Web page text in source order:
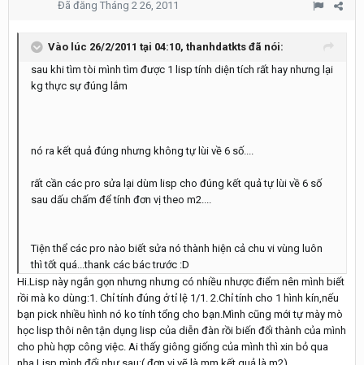
Đã đăng Tháng 2 26, 2011
Vào lúc 26/2/2011 tại 04:10, thanhdatkts đã nói:
sau khi tìm tòi mình tìm được 1 lisp tính diện tích rất hay nhưng lại
kg thực sự đúng lắm
nó ra kết quả đúng nhưng không tự lùi về 6 số....
rất cần các pro sửa lại dùm lisp cho đúng kết quả tự lùi về 6 số
sau dấu chấm để tính đơn vị theo m2....
Tiện thể các pro nào biết sửa nó thành hiện cả chu vi vùng luôn
thì tốt quá...thank các bác trước :D
Hi.Lisp này ngắn gọn nhưng nhưng có nhiều nhược điểm nên mình biết
rồi mà ko dùng:1. Chỉ tính đúng ở tỉ lệ 1/1. 2.Chỉ tính cho 1 hình kín,nếu
bạn pick nhiều hình nó ko tính tổng cho bạn.Mình cũng mới tự mày mò
học lisp thôi nên tận dụng lisp của diễn đàn rồi biến đổi thành của mình
cho phù hợp công việc. Ai thấy giông giống của mình thì xin bỏ qua